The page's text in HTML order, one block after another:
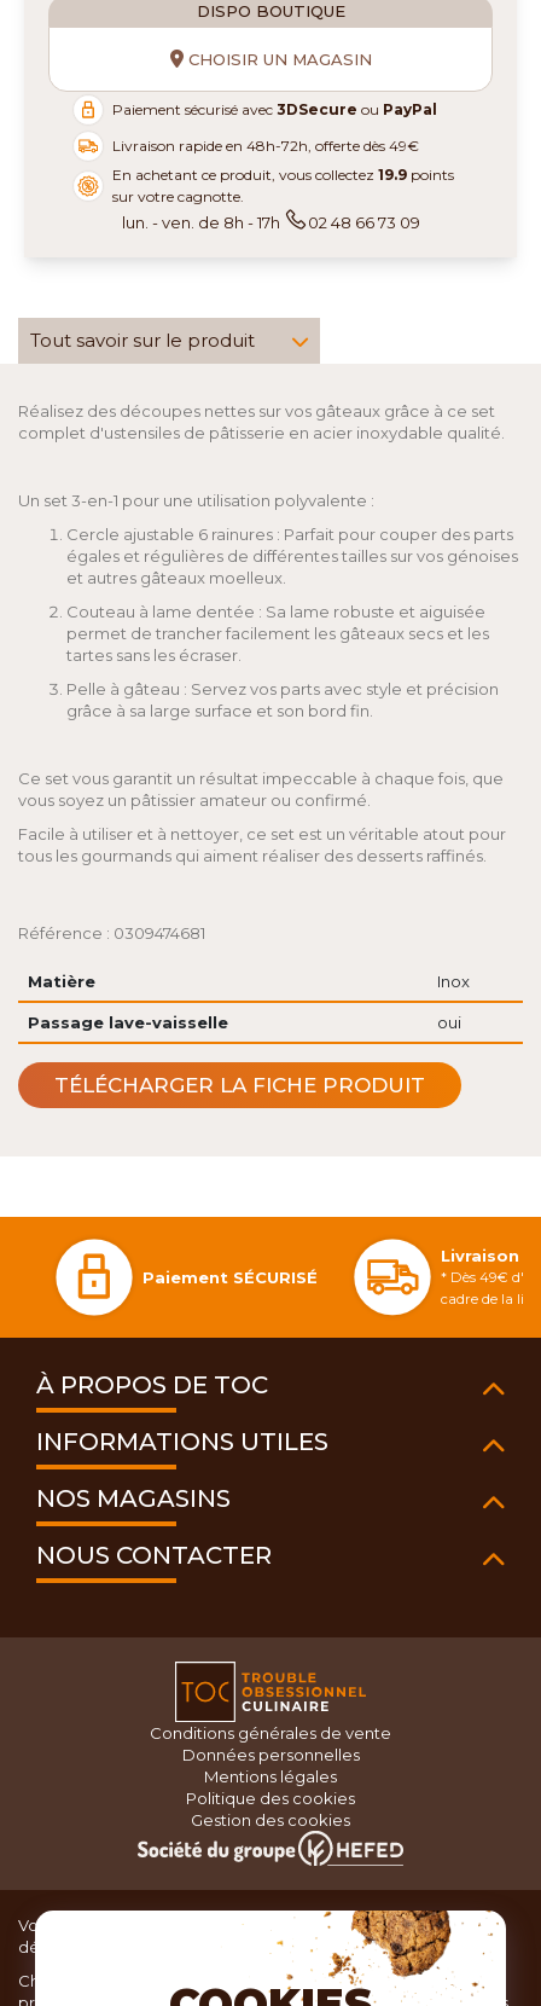
DISPO BOUTIQUE
CHOISIR UN MAGASIN
Paiement sécurisé avec3DSecure ou PayPal
Livraison rapide en 48h-72h, offerte dès 49€
En achetant ce produit, vous collectez19.9 points
sur votre cagnotte.
lun. - ven. de 8h - 17h 02 48 66 73 09
Tout savoir sur le produit
Réalisez des découpes nettes sur vos gâteaux grâce à ce set
complet d'ustensiles de pâtisserie en acier inoxydable qualité.
Un set 3-en-1 pour une utilisation polyvalente :
Cercle ajustable 6 rainures : Parfait pour couper des parts
égales et régulières de différentes tailles sur vos génoises
et autres gâteaux moelleux.
Couteau à lame dentée : Sa lame robuste et aiguisée
permet de trancher facilement les gâteaux secs et les
tartes sans les écraser.
Pelle à gâteau : Servez vos parts avec style et précision
grâce à sa large surface et son bord fin.
Ce set vous garantit un résultat impeccable à chaque fois, que
vous soyez un pâtissier amateur ou confirmé.
Facile à utiliser et à nettoyer, ce set est un véritable atout pour
tous les gourmands qui aiment réaliser des desserts raffinés.
Référence : 0309474681
Matière Inox
Passage lave-vaisselle oui
TÉLÉCHARGER LA FICHE PRODUIT
Paiement SÉCURISÉ
Livraison
* Dès 49€
cadre de la
À PROPOS DE TOC
INFORMATIONS UTILES
NOS MAGASINS
NOUS CONTACTER
Conditions générales de vente
Données personnelles
Mentions légales
Politique des cookies
Gestion des cookies
Vous recherchez du matériel de cuisine pour concocter de
délicieux plats ou des pâtisseries dignes d’un grand chef ?
Chez TOC, boutique d’ustensiles de cuisine, nous vous
proposons une large sélection de produits issus des meilleures